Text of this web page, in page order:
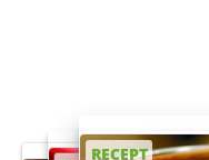
RECEPT